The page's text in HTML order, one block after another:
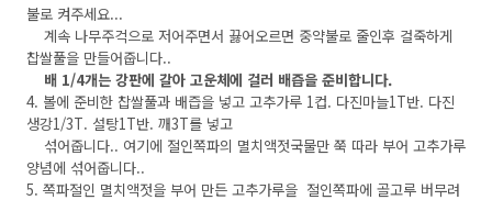
불로 켜주세요...
계속 나무주걱으로 저어주면서 끓어오르면 중약불로 줄인후 걸죽하게
찹쌀풀을 만들어줍니다..
배 1/4개는 강판에 갈아 고운체에 걸러 배즙을 준비합니다.
4. 볼에 준비한 찹쌀풀과 배즙을 넣고 고추가루 1컵. 다진마늘1T반. 다진
생강1/3T. 설탕1T반. 깨3T를 넣고
섞어줍니다.. 여기에 절인쪽파의 멸치액젓국물만 쭉 따라 부어 고추가루
양념에 섞어줍니다..
5. 쪽파절인 멸치액젓을 부어 만든 고추가루을 절인쪽파에 골고루 버무려